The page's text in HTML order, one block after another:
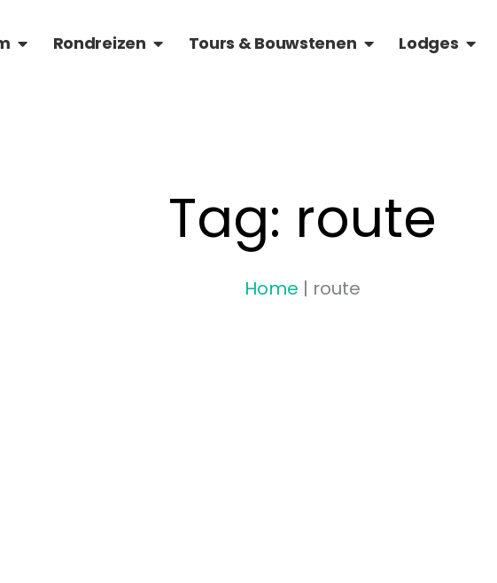
OPEN ALLES OVER VIETNAM
Rondreizen OPEN RONDREIZEN
Tours & Bouwstenen OPEN TOURS &
Lodges
Tag: route
Home | route